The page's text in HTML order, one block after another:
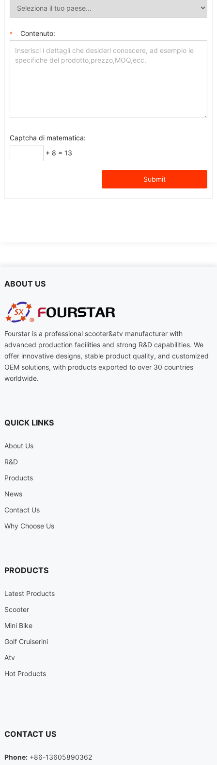
* Contenuto:
Captcha di matematica:
+ 8 = 13
Submit
ABOUT US
Fourstar is a professional scooter&atv manufacturer with
advanced production facilities and strong R&D capabilities. We
offer innovative designs, stable product quality, and customized
OEM solutions, with products exported to over30 countries
worldwide.
QUICK LINKS
About Us
R&D
Products
News
Contact Us
Why Choose Us
PRODUCTS
Latest Products
Scooter
Mini Bike
Golf Cruiserini
Atv
Hot Products
CONTACT US
Phone:+86-13605890362